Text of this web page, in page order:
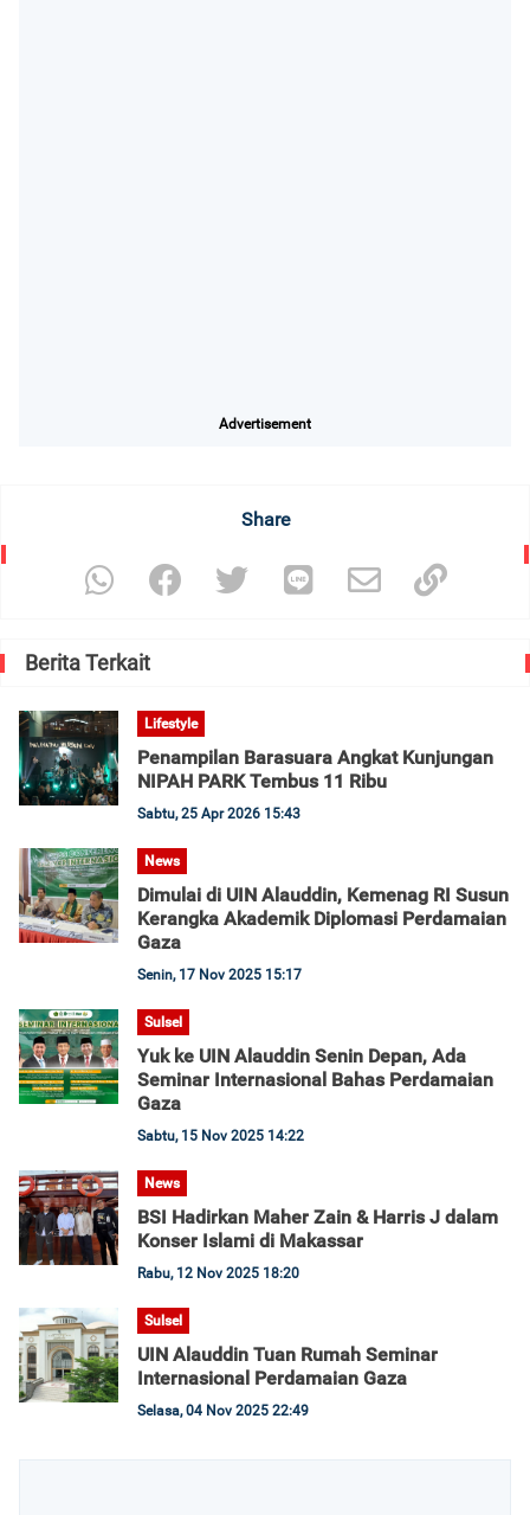
Advertisement
Share
Berita Terkait
Lifestyle
Penampilan Barasuara Angkat Kunjungan
NIPAH PARK Tembus 11 Ribu
Sabtu, 25 Apr 2026 15:43
News
Dimulai di UIN Alauddin, Kemenag RI Susun
Kerangka Akademik Diplomasi Perdamaian
Gaza
Senin, 17 Nov 2025 15:17
Sulsel
Yuk ke UIN Alauddin Senin Depan, Ada
Seminar Internasional Bahas Perdamaian
Gaza
Sabtu, 15 Nov 2025 14:22
News
BSI Hadirkan Maher Zain & Harris J dalam
Konser Islami di Makassar
Rabu, 12 Nov 2025 18:20
Sulsel
UIN Alauddin Tuan Rumah Seminar
Internasional Perdamaian Gaza
Selasa, 04 Nov 2025 22:49